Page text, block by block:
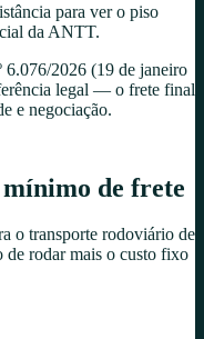
para ver o piso
da ANTT.
6.076/2026 (19 de janeiro
legal — o frete final
e negociação.
de frete
o transporte rodoviário de
de rodar mais o custo fixo